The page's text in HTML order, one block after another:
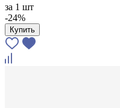
за 1 шт
-24%
Купить